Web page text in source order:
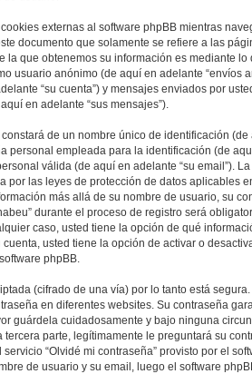
externas al software phpBB mientras
documento que solamente se refiere a las
la que obtenemos su información es mediante lo
usuario anónimo (de aquí en adelante “envíos
“su cuenta”) y mensajes enviados por
en adelante “sus mensajes”).
de un nombre único de identificación
personal empleada para la identificación (de
válida (de aquí en adelante “su email”).
por las leyes de protección de datos aplicables
más allá de su nombre de usuario, su
durante el proceso de registro será
caso, usted tiene la opción de qué
usted tiene la opción de activar o
phpBB.
(cifrado de una vía) por lo tanto está
en diferentes websites. Su contraseña
guárdela cuidadosamente y bajo ninguna
tercera parte, legítimamente le preguntará su
“Olvidé mi contraseña” provisto por el
de usuario y su email, luego el software